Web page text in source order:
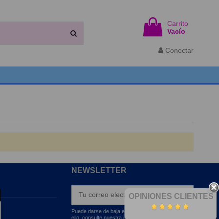
Carrito
Vacío
Conectar
OPINIONES CLIENTES
NEWSLETTER
Puede darse de baja en cualquier momento. Para
ello, consulte nuestra información de contacto en